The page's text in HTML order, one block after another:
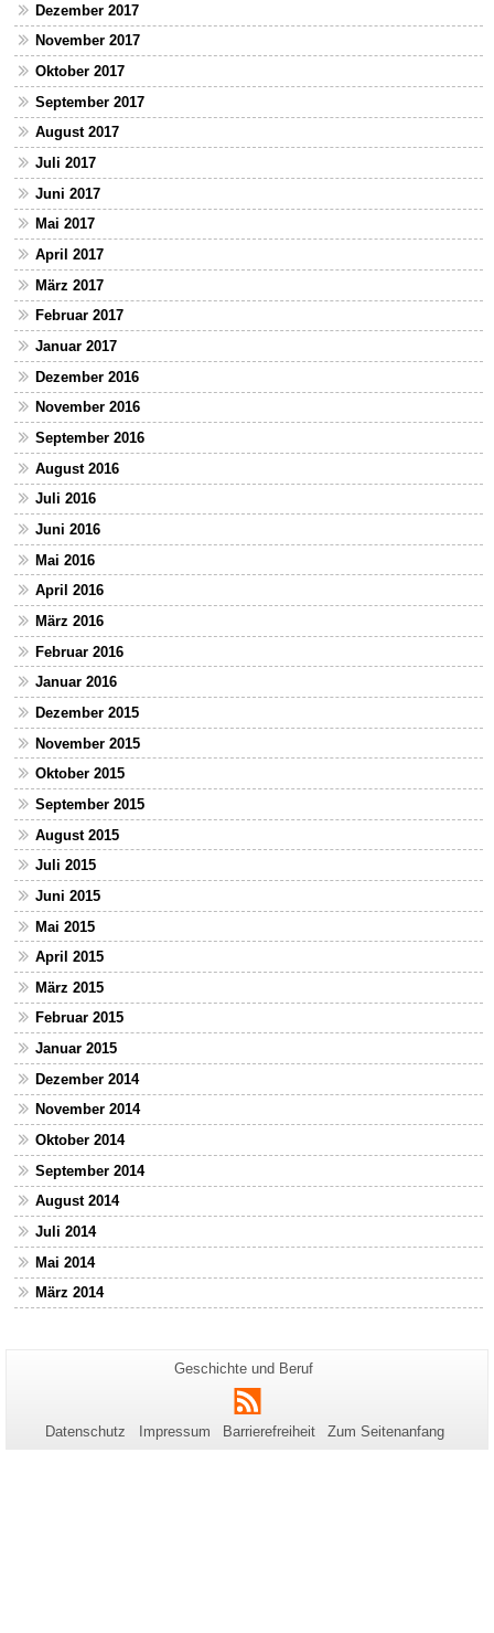
Dezember 2017
November 2017
Oktober 2017
September 2017
August 2017
Juli 2017
Juni 2017
Mai 2017
April 2017
März 2017
Februar 2017
Januar 2017
Dezember 2016
November 2016
September 2016
August 2016
Juli 2016
Juni 2016
Mai 2016
April 2016
März 2016
Februar 2016
Januar 2016
Dezember 2015
November 2015
Oktober 2015
September 2015
August 2015
Juli 2015
Juni 2015
Mai 2015
April 2015
März 2015
Februar 2015
Januar 2015
Dezember 2014
November 2014
Oktober 2014
September 2014
August 2014
Juli 2014
Mai 2014
März 2014
Zusätzliche
Informationen
zu
dieser
Seiten-
Geschichte und Beruf
RSS
Datenschutz Impressum Barrierefreiheit Zum Seitenanfang